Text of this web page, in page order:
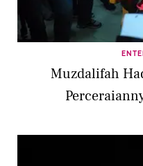
Muzdalifah